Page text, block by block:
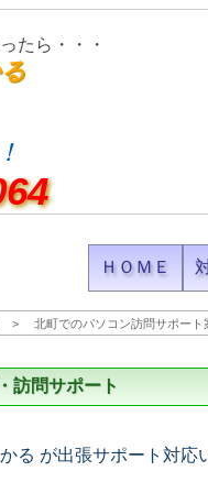
たら・・・
ＨＯＭＥ
北町でのパソコン訪問サポート
訪問サポート
る が出張サポート対応